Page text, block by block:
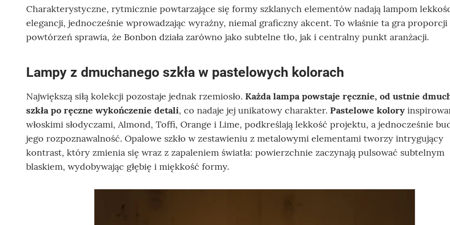
Charakterystyczne, rytmicznie powtarzające się formy szklanych elementów nadają lampom
elegancji, jednocześnie wprowadzając wyraźny, niemal graficzny akcent. To właśnie ta gra proporcji
powtórzeń sprawia, że Bonbon działa zarówno jako subtelne tło, jak i centralny punkt aranżacji.
Lampy z dmuchanego szkła w pastelowych kolorach
Największą siłą kolekcji pozostaje jednak rzemiosło. Każda lampa powstaje ręcznie, od ustnie
szkła po ręczne wykończenie detali, co nadaje jej unikatowy charakter. Pastelowe kolory
włoskimi słodyczami, Almond, Toffi, Orange i Lime, podkreślają lekkość projektu, a jednocześnie
jego rozpoznawalność. Opalowe szkło w zestawieniu z metalowymi elementami tworzy intrygujący
kontrast, który zmienia się wraz z zapaleniem światła: powierzchnie zaczynają pulsować subtelnym
blaskiem, wydobywając głębię i miękkość formy.